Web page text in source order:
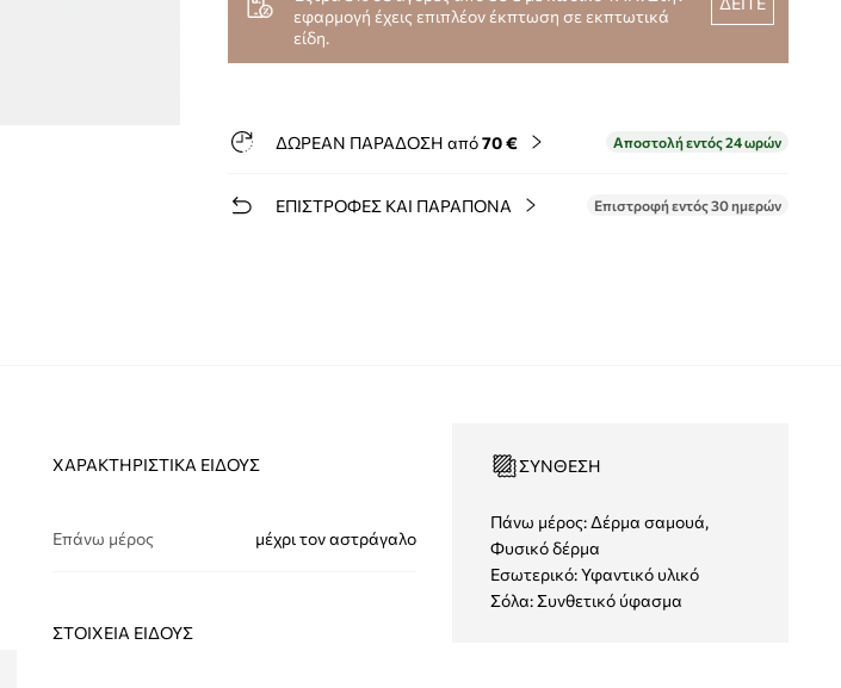
εφαρμογή έχεις επιπλέον έκπτωση σε εκπτωτικά
είδη.
ΔΩΡΕΑΝ ΠΑΡΑΔΟΣΗ από70 € Αποστολή εντός 24 ωρών
ΕΠΙΣΤΡΟΦΕΣ ΚΑΙ ΠΑΡΑΠΟΝΑ Επιστροφή εντός 30 ημερών
ΧΑΡΑΚΤΗΡΙΣΤΙΚΆ ΕΊΔΟΥΣ
Επάνω μέρος μέχρι τον αστράγαλο
ΣΤΟΙΧΕΊΑ ΕΊΔΟΥΣ
ΣΎΝΘΕΣΗ
Πάνω μέρος: Δέρμα σαμουά,
Φυσικό δέρμα
Εσωτερικό: Υφαντικό υλικό
Σόλα: Συνθετικό ύφασμα